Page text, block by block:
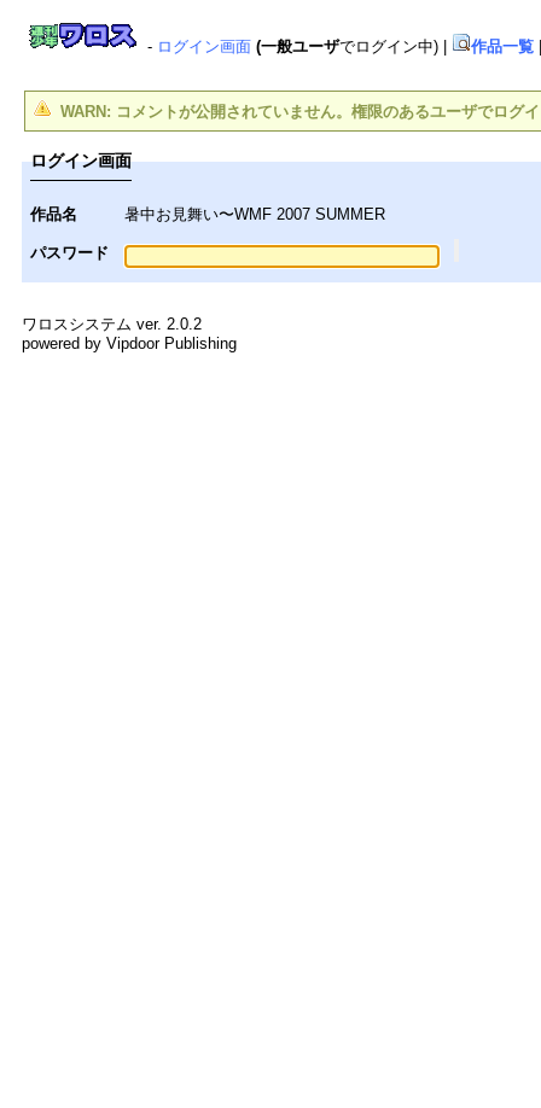
- ログイン画面 (一般ユーザでログイン中) 作品一覧
WARN: コメントが公開されていません。権限のあるユーザでログ
ログイン画面
作品名 暑中お見舞い〜WMF 2007 SUMMER
パスワード
ワロスシステム ver. 2.0.2
powered by Vipdoor Publishing